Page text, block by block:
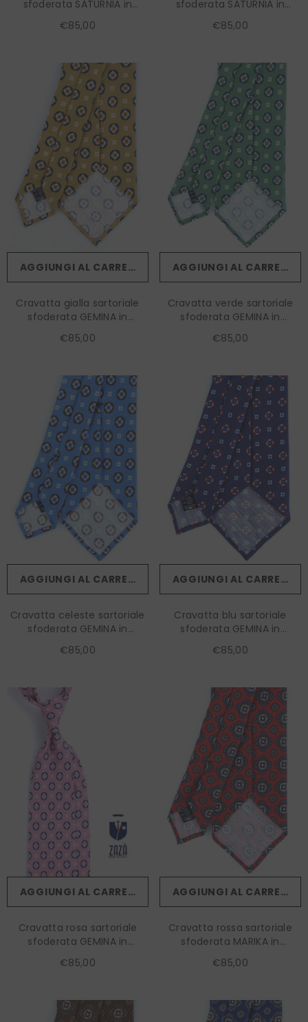
sfoderata SATURNIA in
€85,00
sfoderata SATURNIA in
€85,00
AGGIUNGI AL CARRELLO
Cravatta gialla sartoriale
sfoderata GEMINA in
€85,00
AGGIUNGI AL CARRELLO
Cravatta verde sartoriale
sfoderata GEMINA in
€85,00
AGGIUNGI AL CARRELLO
Cravatta celeste sartoriale
sfoderata GEMINA in
lino/seta
€85,00
AGGIUNGI AL CARRELLO
Cravatta blu sartoriale
sfoderata GEMINA in
lino/seta
€85,00
AGGIUNGI AL CARRELLO
Cravatta rosa sartoriale
sfoderata GEMINA in
€85,00
AGGIUNGI AL CARRELLO
Cravatta rossa sartoriale
sfoderata MARIKA in
€85,00